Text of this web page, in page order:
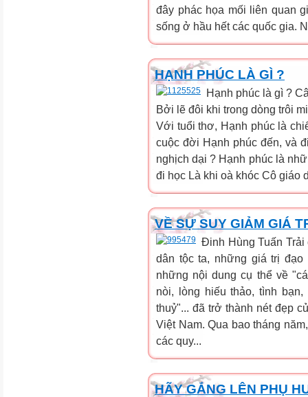
đây phác họa mối liên quan
sống ở hầu hết các quốc gia.
HẠNH PHÚC LÀ GÌ ?
Hạnh phúc là gì ?
Bởi lẽ đôi khi trong dòng trôi
Với tuổi thơ, Hạnh phúc là
cuộc đời Hạnh phúc đến, và
nghịch dại ? Hạnh phúc là
đi học Là khi oà khóc Cô giáo
VỀ SỰ SUY GIẢM GIÁ
Đinh Hùng Tuấn
dân tộc ta, những giá trị
những nội dung cụ thể về
nòi, lòng hiếu thảo, tình
thuỷ"... đã trở thành nét đẹp
Việt Nam. Qua bao tháng
các quy...
HÃY GẮNG LÊN PHỤ